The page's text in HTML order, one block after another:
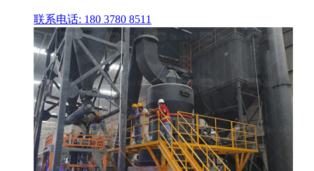
联系电话: 180 3780 8511